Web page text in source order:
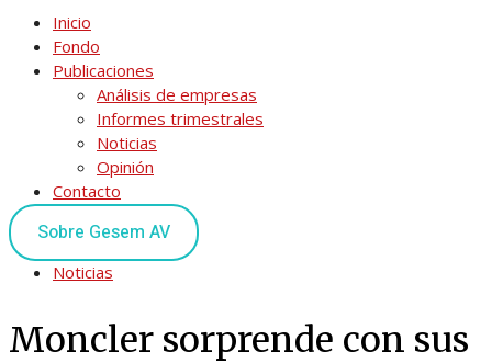
Inicio
Fondo
Publicaciones
Análisis de empresas
Informes trimestrales
Noticias
Opinión
Contacto
Sobre Gesem AV
Noticias
Moncler sorprende con sus